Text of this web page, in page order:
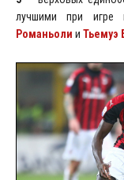
лучшими при игре
Романьоли и Тьемуэ